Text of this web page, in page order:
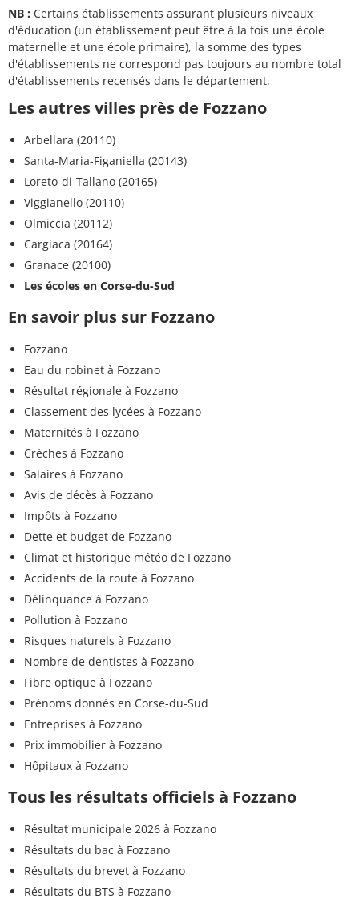
NB : Certains établissements assurant plusieurs niveaux
d'éducation (un établissement peut être à la fois une école
maternelle et une école primaire), la somme des types
d'établissements ne correspond pas toujours au nombre total
d'établissements recensés dans le département.
Les autres villes près de Fozzano
Arbellara (20110)
Santa-Maria-Figaniella (20143)
Loreto-di-Tallano (20165)
Viggianello (20110)
Olmiccia (20112)
Cargiaca (20164)
Granace (20100)
Les écoles en Corse-du-Sud
En savoir plus sur Fozzano
Fozzano
Eau du robinet à Fozzano
Résultat régionale à Fozzano
Classement des lycées à Fozzano
Maternités à Fozzano
Crèches à Fozzano
Salaires à Fozzano
Avis de décès à Fozzano
Impôts à Fozzano
Dette et budget de Fozzano
Climat et historique météo de Fozzano
Accidents de la route à Fozzano
Délinquance à Fozzano
Pollution à Fozzano
Risques naturels à Fozzano
Nombre de dentistes à Fozzano
Fibre optique à Fozzano
Prénoms donnés en Corse-du-Sud
Entreprises à Fozzano
Prix immobilier à Fozzano
Hôpitaux à Fozzano
Tous les résultats officiels à Fozzano
Résultat municipale 2026 à Fozzano
Résultats du bac à Fozzano
Résultats du brevet à Fozzano
Résultats du BTS à Fozzano